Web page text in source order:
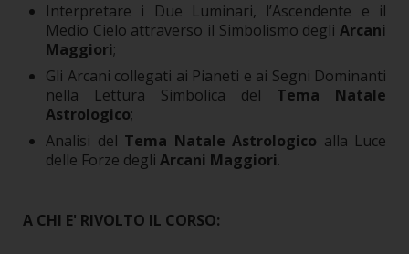
Interpretare i Due Luminari, l’Ascendente e il
Medio Cielo attraverso il Simbolismo degli Arcani
Maggiori;
Gli Arcani collegati ai Pianeti e ai Segni Dominanti
nella Lettura Simbolica del Tema Natale
Astrologico;
Analisi del Tema Natale Astrologico alla Luce
delle Forze degli Arcani Maggiori.
A CHI E' RIVOLTO IL CORSO: